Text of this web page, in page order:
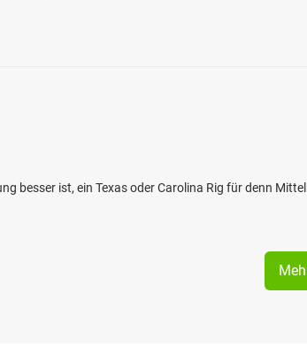
besser ist, ein Texas oder Carolina Rig für denn